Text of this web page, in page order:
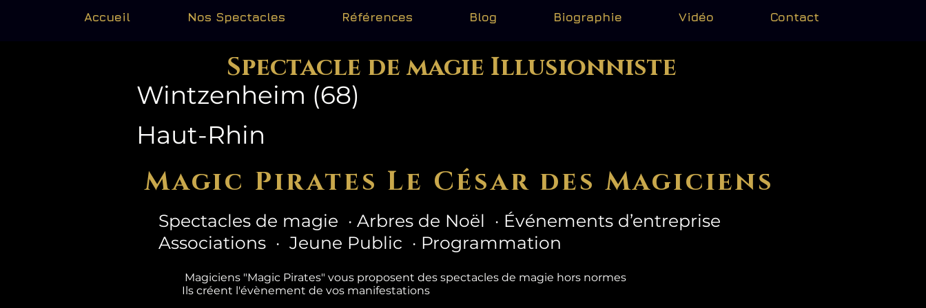
Accueil Nos Spectacles Références Blog Biographie Vidéo Contact
Spectacle de magie Illusionniste
Wintzenheim (68)
Haut-Rhin
Magic Pirates Le César des Magiciens
Spectacles de magie · Arbres de Noël · Événements d’entreprise
Associations · Jeune Public · Programmation
Magiciens "Magic Pirates" vous proposent des spectacles de magie hors normes
Ils créent l'évènement de vos manifestations